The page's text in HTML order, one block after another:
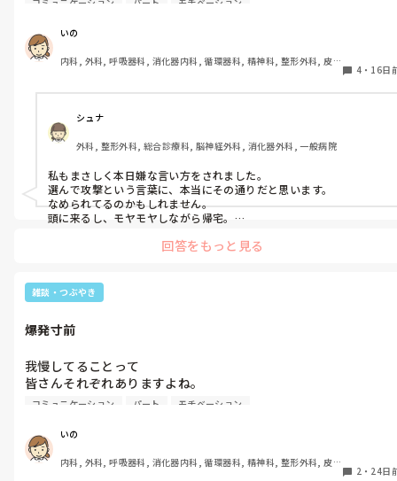
大きい声で怒鳴るみたいにさー。
あんな人間にはなりたくない。
｢そうなんやない？知らんけど笑｣って。
いや、あなた責任者なんだからさ。
知らんこともあるだろうけど、
その言葉よね。
意地の悪さというか、なんか、ね。
何人も何人も何回も何回も教えてきて
またか！って思ったんかな？
疲れる。
ストレス溜まる。
自分が悪くて注意された事は
きちんと受け止めてはいるけど、
言い方が気になってずっとモヤモヤ。
いや、分かってます。
まず私だってそうだろう、きっと。
誰にも嫌な思いをさせずに生きてこれた
嫌な気持ちにさせた事もあるよね。
気をつけてはいるんだよなぁ…。
どんだけ相手が悪くても
1回考える。
伝えられるかなって。
それでも嫌な思いする人はいるから
いの
内科, 外科, 呼吸器科, 消化器内科, 循環器科, 精神科, 整形外科, 皮
4・ 16日
シュナ
外科, 整形外科, 総合診療科, 脳神経外科, 消化器外科, 一般病院
私もまさしく本日嫌な言い方をされました。
選んで攻撃という言葉に、本当にその通りだと思います。
なめられてるのかもしれません。
頭に来るし、モヤモヤしながら帰宅。
ら。さっきまで、明日私も嫌な言い方してやろうとか考えてました
回答をもっと見る
雑談・つぶやき
爆発寸前
我慢してることって
皆さんそれぞれありますよね。
好きなようにやりたい。
私の我慢は｢食｣
コミュニケーション パート モチベーション
いの
内科, 外科, 呼吸器科, 消化器内科, 循環器科, 精神科, 整形外科, 皮
2 ・ 24日